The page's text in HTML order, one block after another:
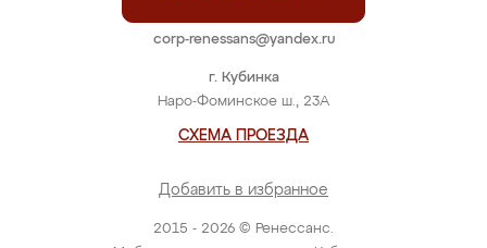
2015 - 2026 © Ренессанс.
г. Кубинка
Наро-Фоминское ш., 23А
СХЕМА ПРОЕЗДА
Добавить в избранное
corp-renessans@yandex.ru